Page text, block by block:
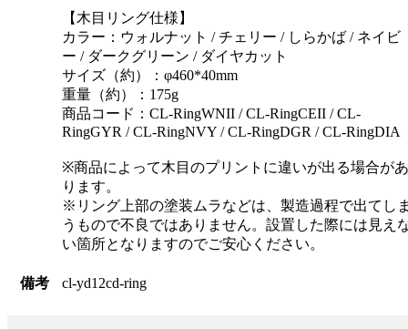
【木目リング仕様】
カラー：ウォルナット / チェリー / しらかば / ネイビ
ー / ダークグリーン / ダイヤカット
サイズ（約）：φ460*40mm
重量（約）：175g
商品コード：CL-RingWNII / CL-RingCEII / CL-
RingGYR / CL-RingNVY / CL-RingDGR / CL-RingDIA
※商品によって木目のプリントに違いが出る場合があ
ります。
※リング上部の塗装ムラなどは、製造過程で出てし
うもので不良ではありません。設置した際には見え
い箇所となりますのでご安心ください。
備考 cl-yd12cd-ring